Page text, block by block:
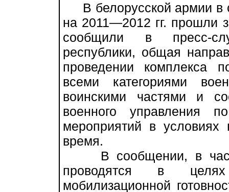
В белорусской армии в
на 2011—2012 гг. прошли
сообщили в пресс-
республики, общая
проведении комплекса
всеми категориями
воинскими частями и
военного управления
мероприятий в
время.
В сообщении, в
проводятся в
мобилизационной